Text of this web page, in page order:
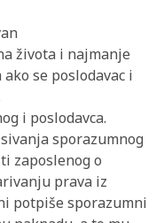
života i najmanje
se poslodavac i
i poslodavca.
sporazumnog
zaposlenog o
prava iz
potpiše sporazumni